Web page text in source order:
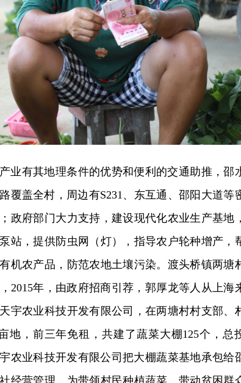
业有其地理条件的优势和便利的交通助推，邵
覆盖全村，周边有S231、东互通、邵阳大道等
政府部门大力支持，建设现代化农业生产基地
站，提供防虫网（灯），指导农户轮种增产，
机农产品，防范农地土壤污染。渡头桥镇两塘
2015年，由政府招商引荐，郭厚龙等人从上海
宇农业科技开发有限公司，在两塘村村支部、
地，前三年免租，共建了蔬菜大棚125个，总
农业科技开发有限公司把大棚蔬菜基地承包给
经营管理，为带领村民种植蔬菜、带动贫困群